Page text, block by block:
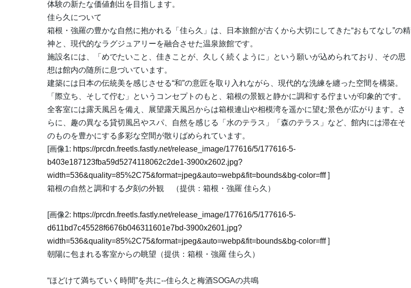
体験の新たな価値創出を目指します。
佳ら久について
箱根・強羅の豊かな自然に抱かれる「佳ら久」は、日本旅館が古くから大切にしてきた“おもてなし”の精
神と、現代的なラグジュアリーを融合させた温泉旅館です。
施設名には、「めでたいこと、佳きことが、久しく続くように」という願いが込められており、その思
想は館内の随所に息づいています。
建築には日本の伝統美を感じさせる“和”の意匠を取り入れながら、現代的な洗練を纏った空間を構築。
「際立ち、そして佇む」というコンセプトのもと、箱根の景観と静かに調和する佇まいが印象的です。
全客室には露天風呂を備え、展望露天風呂からは箱根連山や相模湾を遥かに望む景色が広がります。さ
らに、趣の異なる貸切風呂やスパ、自然を感じる「水のテラス」「森のテラス」など、館内には滞在そ
のものを豊かにする多彩な空間が散りばめられています。
[画像1: https://prcdn.freetls.fastly.net/release_image/177616/5/177616-5-
b403e187123fba59d5274118062c2de1-3900x2602.jpg?
width=536&quality=85%2C75&format=jpeg&auto=webp&fit=bounds&bg-color=fff]
箱根の自然と調和する夕刻の外観 （提供：箱根・強羅 佳ら久）
[画像2: https://prcdn.freetls.fastly.net/release_image/177616/5/177616-5-
d611bd7c45528f6676b046311601e7bd-3900x2601.jpg?
width=536&quality=85%2C75&format=jpeg&auto=webp&fit=bounds&bg-color=fff]
朝陽に包まれる客室からの眺望（提供：箱根・強羅 佳ら久）
“ほどけて満ちていく時間”を共に--佳ら久と梅酒SOGAの共鳴